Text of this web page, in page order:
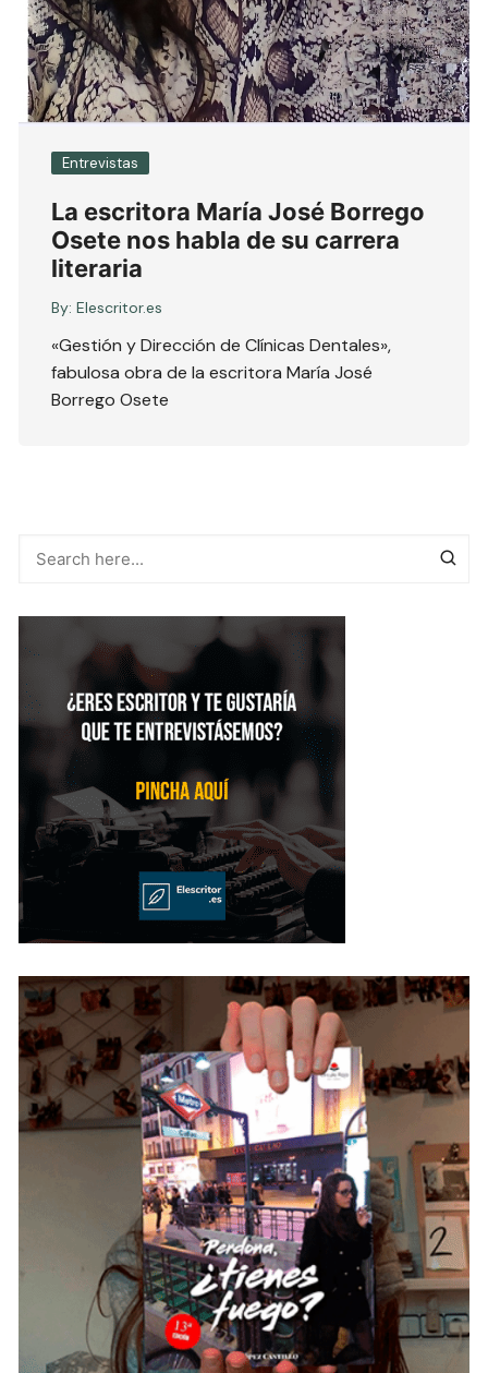
Entrevistas
La escritora María José Borrego
Osete nos habla de su carrera
literaria
By: Elescritor.es
«Gestión y Dirección de Clínicas Dentales»,
fabulosa obra de la escritora María José
Borrego Osete